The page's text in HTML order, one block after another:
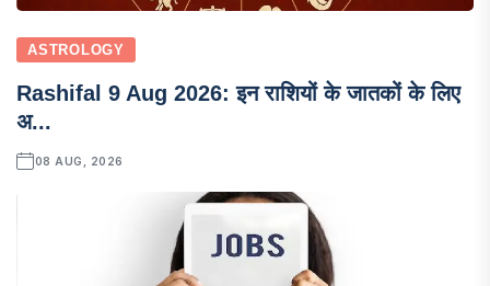
ASTROLOGY
Rashifal 9 Aug 2026: इन राशियों के जातकों के लिए
अ...
08 AUG, 2026